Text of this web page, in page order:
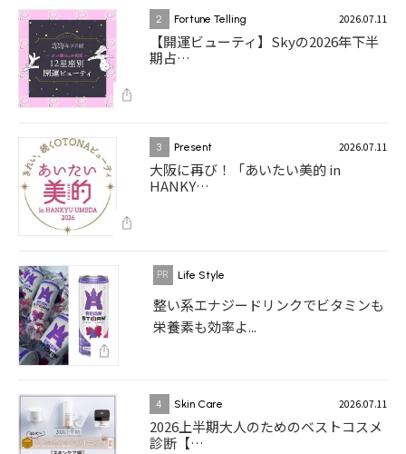
2 Fortune Telling 2026.07.11
【開運ビューティ】Skyの2026年下半
期占…
3 Present 2026.07.11
大阪に再び！「あいたい美的 in
HANKY…
Life Style
整い系エナジードリンクでビタミンも
栄養素も効率よ...
4 Skin Care 2026.07.11
2026上半期大人のためのベストコスメ
診断【…